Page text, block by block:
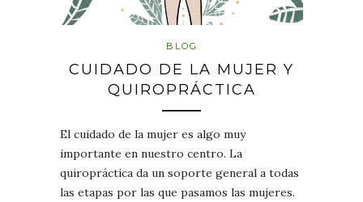
BLOG
CUIDADO DE LA MUJER Y
QUIROPRÁCTICA
El cuidado de la mujer es algo muy
importante en nuestro centro. La
quiropráctica da un soporte general a todas
las etapas por las que pasamos las mujeres.